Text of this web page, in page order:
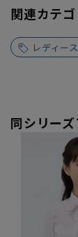
関連カテ
レディー
同シリー